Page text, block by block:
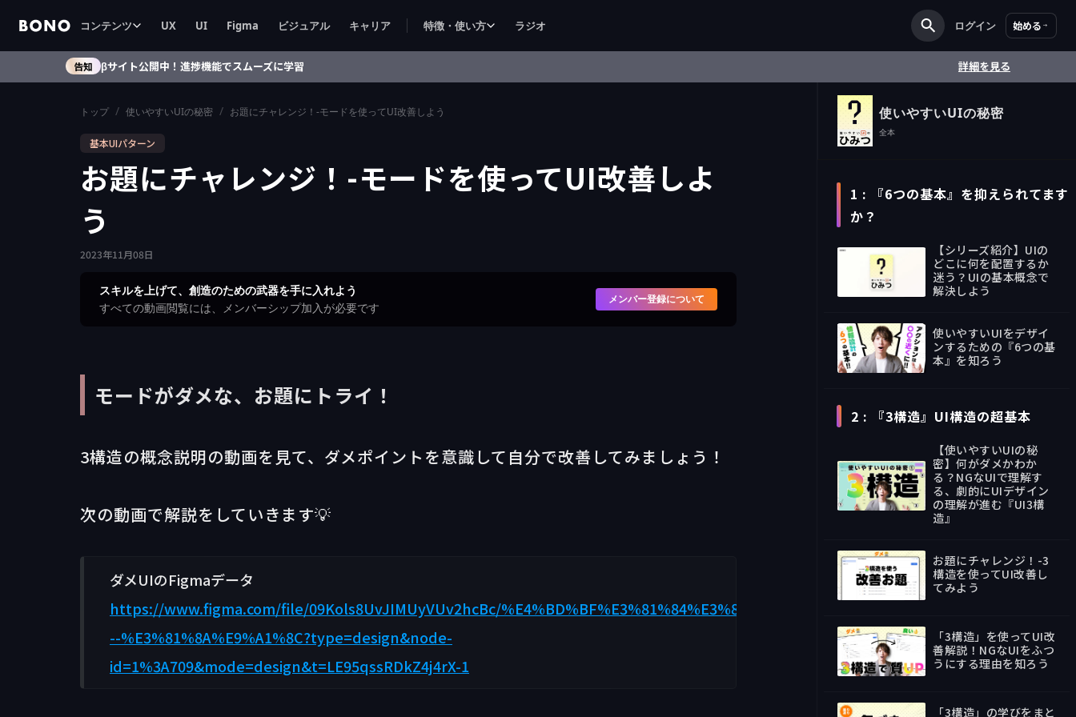
コンテンツ UX UI Figma ビジュアル キャリア 特徴・使い方 ラジオ ログイン 始める
告知 βサイト公開中！進捗機能でスムーズに学習 詳細を見る
トップ / 使いやすいUIの秘密 / お題にチャレンジ！-モードを使ってUI改善しよう
基本UIパターン
お題にチャレンジ！-モードを使ってUI改善しよ
う
2023年11月08日
スキルを上げて、創造のための武器を手に入れよう
すべての動画閲覧には、メンバーシップ加入が必要です
メンバー登録について
モードがダメな、お題にトライ！
3構造の概念説明の動画を見て、ダメポイントを意識して自分で改善してみましょう！
次の動画で解説をしていきます💡
ダメUIのFigmaデータ
https://www.figma.com/file/09Kols8UvJIMUyVUv2hcBc/
--%E3%81%8A%E9%A1%8C?type=design&node-
id=1%3A709&mode=design&t=LE95qssRDkZ4j4rX-1
使いやすいUIの秘密
全本
1 : 『6つの基本』を抑えられてます
か？
【シリーズ紹介】UIの
どこに何を配置するか
迷う？UIの基本概念で
解決しよう
34:13
使いやすいUIをデザイ
ンするための『6つの基
本』を知ろう
2 : 『3構造』UI構造の超基本
38:40
【使いやすいUIの秘
密】何がダメかわか
る？NGなUIで理解す
る、劇的にUIデザイン
の理解が進む『UI3構
造』
お題
お題にチャレンジ！-3
構造を使ってUI改善し
てみよう
39:22
「3構造」を使ってUI改
善解説！NGなUIをふつ
うにする理由を知ろう
「3構造」の学びをまと